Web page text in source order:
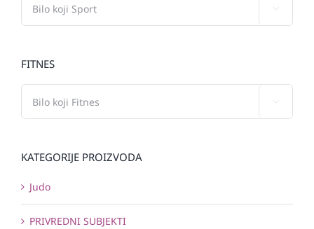
FITNES
KATEGORIJE PROIZVODA
Judo
PRIVREDNI SUBJEKTI